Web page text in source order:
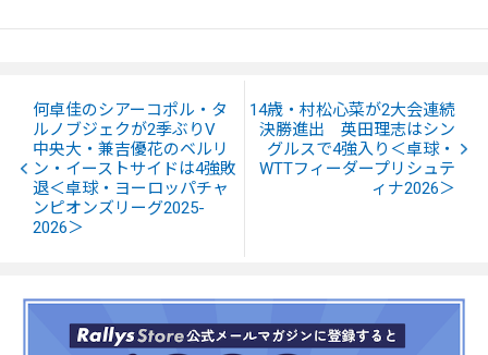
何卓佳のシアーコポル・タ
ルノブジェクが2季ぶりV
中央大・兼吉優花のベルリ
ン・イーストサイドは4強敗
退＜卓球・ヨーロッパチャ
ンピオンズリーグ2025-
2026＞
14歳・村松心菜が2大会連続
決勝進出 英田理志はシン
グルスで4強入り＜卓球・
WTTフィーダープリシュテ
ィナ2026＞